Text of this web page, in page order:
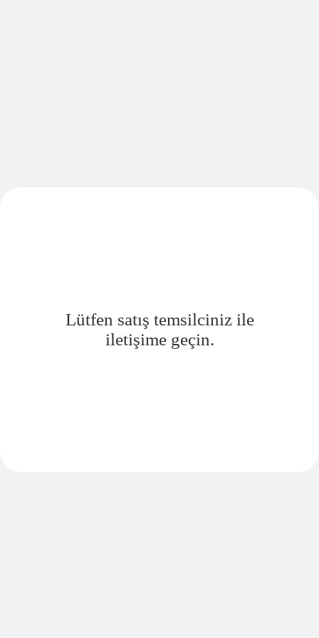
Lütfen satış temsilciniz ile
iletişime geçin.